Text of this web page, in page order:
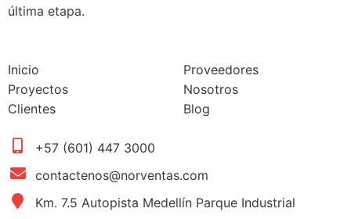
última etapa.
Inicio
Proyectos
Clientes
Proveedores
Nosotros
Blog
+57 (601) 447 3000
contactenos@norventas.com
Km. 7.5 Autopista Medellín Parque Industrial